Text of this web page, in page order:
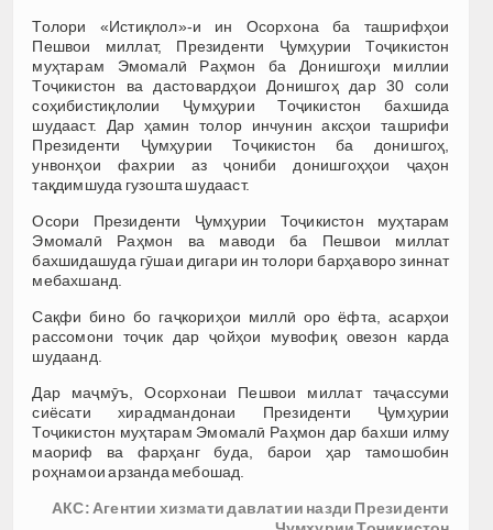
Толори «Истиқлол»-и ин Осорхона ба ташрифҳои
Пешвои миллат, Президенти Ҷумҳурии Тоҷикистон
муҳтарам Эмомалӣ Раҳмон ба Донишгоҳи миллии
Тоҷикистон ва дастовардҳои Донишгоҳ дар 30 соли
соҳибистиқлолии Ҷумҳурии Тоҷикистон бахшида
шудааст. Дар ҳамин толор инчунин аксҳои ташрифи
Президенти Ҷумҳурии Тоҷикистон ба донишгоҳ,
унвонҳои фахрии аз ҷониби донишгоҳҳои ҷаҳон
тақдимшуда гузошта шудааст.
Осори Президенти Ҷумҳурии Тоҷикистон муҳтарам
Эмомалӣ Раҳмон ва маводи ба Пешвои миллат
бахшидашуда гӯшаи дигари ин толори барҳаворо зиннат
мебахшанд.
Сақфи бино бо гаҷкориҳои миллӣ оро ёфта, асарҳои
рассомони тоҷик дар ҷойҳои мувофиқ овезон карда
шудаанд.
Дар маҷмӯъ, Осорхонаи Пешвои миллат таҷассуми
сиёсати хирадмандонаи Президенти Ҷумҳурии
Тоҷикистон муҳтарам Эмомалӣ Раҳмон дар бахши илму
маориф ва фарҳанг буда, барои ҳар тамошобин
роҳнамои арзанда мебошад.
АКС: Агентии хизмати давлатии назди Президенти